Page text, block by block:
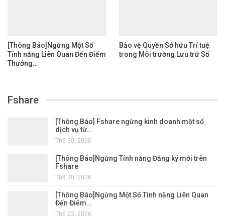
[Thông Báo]Ngừng Một Số
Tính năng Liên Quan Đến Điểm
Thưởng…
Bảo vệ Quyền Sở hữu Trí tuệ
trong Môi trường Lưu trữ Số
Fshare
[Thông Báo] Fshare ngừng kinh doanh một số
dịch vụ từ…
Th6 30, 2026
[Thông Báo]Ngừng Tính năng Đăng ký mới trên
Fshare
Th6 30, 2026
[Thông Báo]Ngừng Một Số Tính năng Liên Quan
Đến Điểm…
Th6 23, 2026